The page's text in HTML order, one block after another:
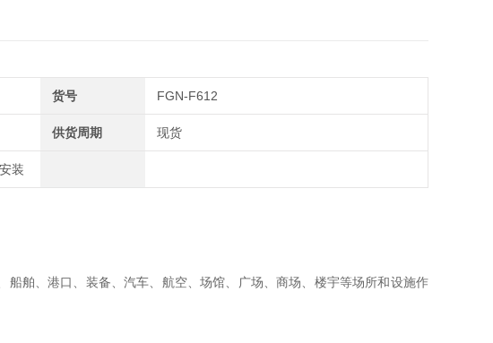
货号 FGN-F612
供货周期 现货
装
舶、港口、装备、汽车、航空、场馆、广场、商场、楼宇等场所和设施作